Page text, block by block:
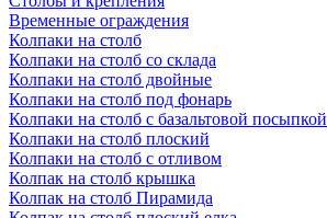
Временные ограждения
Колпаки на столб
Колпаки на столб со склада
Колпаки на столб двoйные
Колпаки на столб под фонарь
Колпаки на столб с базальтовой посыпкой
Колпаки на столб плоский
Колпаки на столб с отливом
Колпак на столб крышка
Колпак на столб Пирамида